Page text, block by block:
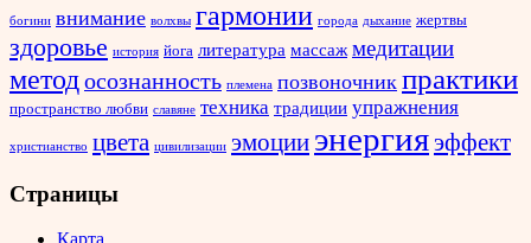
богини внимание волхвы гармонии города дыхание жертвы
здоровье история йога литература массаж медитации
методосознанность племена позвоночник практики
пространство любви славяне техника традиции упражнения
христианство цвета цивилизации эмоции энергияэффект
Страницы